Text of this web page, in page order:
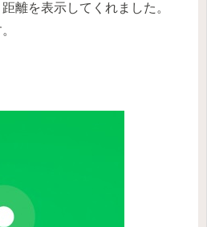
離を表示してくれました。